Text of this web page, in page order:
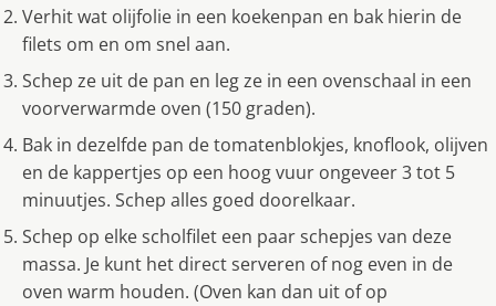
Verhit wat olijfolie in een koekenpan en bak hierin de
filets om en om snel aan.
Schep ze uit de pan en leg ze in een ovenschaal in een
voorverwarmde oven (150 graden).
Bak in dezelfde pan de tomatenblokjes, knoflook, olijven
en de kappertjes op een hoog vuur ongeveer 3 tot 5
minuutjes. Schep alles goed doorelkaar.
Schep op elke scholfilet een paar schepjes van deze
massa. Je kunt het direct serveren of nog even in de
oven warm houden. (Oven kan dan uit of op